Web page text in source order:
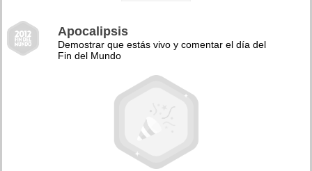
Apocalipsis
Demostrar que estás vivo y comentar el día del
Fin del Mundo